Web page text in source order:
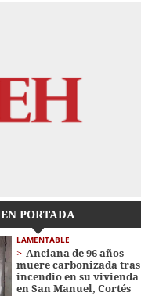
EN PORTADA
LAMENTABLE
Anciana de 96 años
muere carbonizada tras
incendio en su vivienda
en San Manuel, Cortés